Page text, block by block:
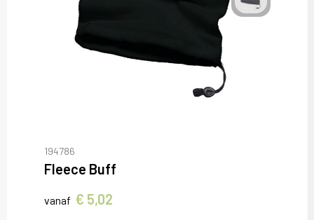
194786
Fleece Buff
vanaf € 5,02